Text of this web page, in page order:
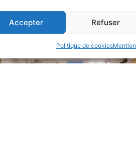
Accepter Refuser
Politique de cookies